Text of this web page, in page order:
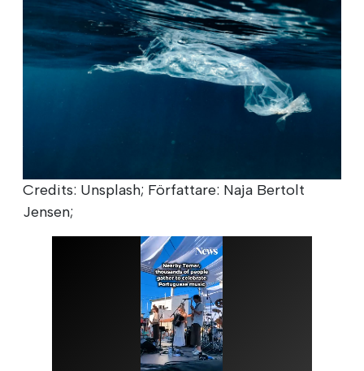
Credits: Unsplash; Författare: Naja Bertolt
Jensen;